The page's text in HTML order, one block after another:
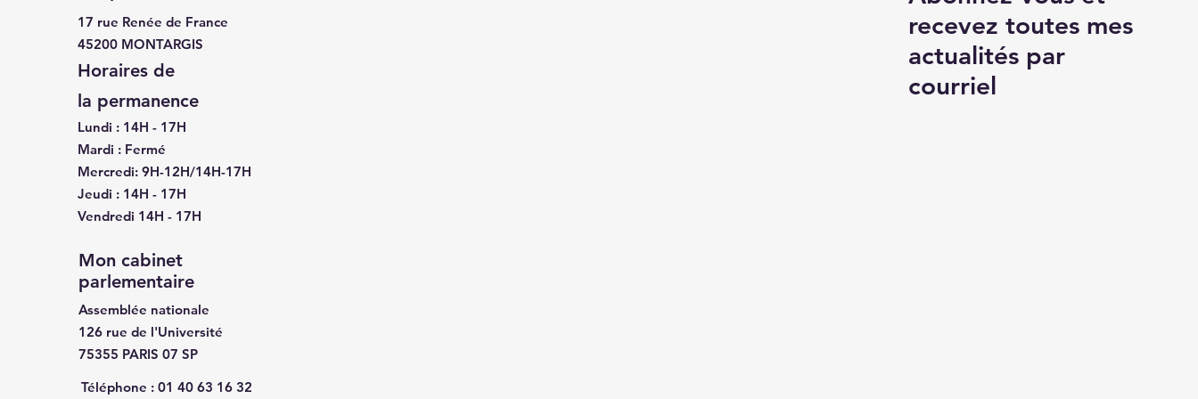
17 rue Renée de France
45200 MONTARGIS
Horaires de
la permanence
Lundi : 14H - 17H
Mardi : Fermé
Mercredi: 9H-12H/14H-17H
Jeudi : 14H - 17H
Vendredi 14H - 17H
Mon cabinet
parlementaire
Assemblée nationale
126 rue de l'Université
75355 PARIS 07 SP
Téléphone : 01 40 63 16 32
recevez toutes mes
actualités par
courriel